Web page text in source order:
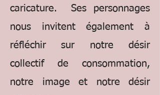
caricature. Ses personnages
nous invitent également à
réfléchir sur notre désir
collectif de consommation,
notre image et notre désir